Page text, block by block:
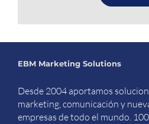
EBM Marketing Solutions
Desde 2004 aportamos
marketing, comunicación y
empresas de todo el mundo.